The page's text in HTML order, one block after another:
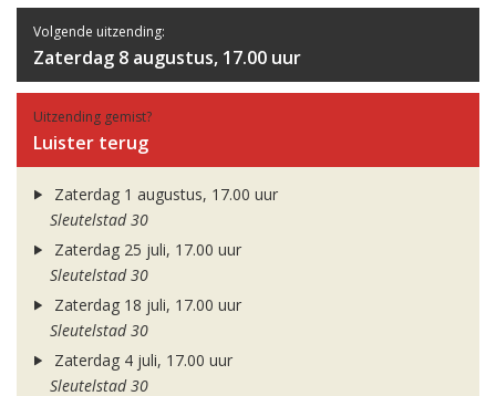
Volgende uitzending:
Zaterdag 8 augustus, 17.00 uur
Uitzending gemist?
Luister terug
Zaterdag 1 augustus, 17.00 uur
Sleutelstad 30
Zaterdag 25 juli, 17.00 uur
Sleutelstad 30
Zaterdag 18 juli, 17.00 uur
Sleutelstad 30
Zaterdag 4 juli, 17.00 uur
Sleutelstad 30